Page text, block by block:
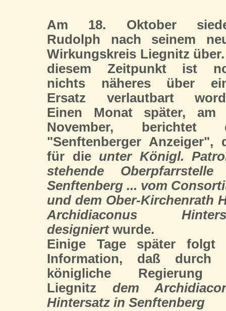
Am 18. Oktober
Rudolph nach seinem
Wirkungskreis Liegnitz
diesem Zeitpunkt ist
nichts näheres über
Ersatz verlautbart
Einen Monat später, am
November, berichtet
"Senftenberger Anzeiger",
für die unter Königl.
stehende
Senftenberg ... vom
und dem Ober-Kirchenrath
Archidiaconus
designiertwurde.
Einige Tage später folgt
Information, daß durch
königliche Regierung
Liegnitz dem
Hintersatz in Senftenberg